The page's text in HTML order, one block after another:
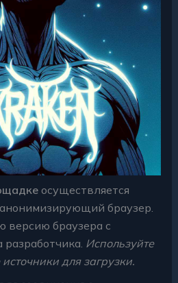
осуществляется
браузер.
версию браузера с
Используйте
для загрузки.